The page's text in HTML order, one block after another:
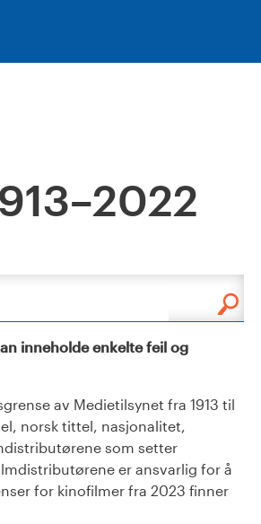
inneholde enkelte feil og
av Medietilsynet fra 1913 til
norsk tittel, nasjonalitet,
som setter
er ansvarlig for å
for kinofilmer fra 2023 finner